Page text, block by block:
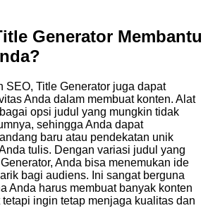
Generator Membantu
SEO, Title Generator juga dapat
Anda dalam membuat konten. Alat
opsi judul yang mungkin tidak
sehingga Anda dapat
baru atau pendekatan unik
tulis. Dengan variasi judul yang
Anda bisa menemukan ide
bagi audiens. Ini sangat berguna
Anda harus membuat banyak konten
ingin tetap menjaga kualitas dan